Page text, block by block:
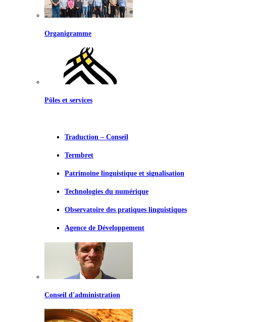
Organigramme
Pôles et services
Traduction – Conseil
Termbret
Patrimoine linguistique et signalisation
Technologies du numérique
Observatoire des pratiques linguistiques
Agence de Développement
Conseil d'administration